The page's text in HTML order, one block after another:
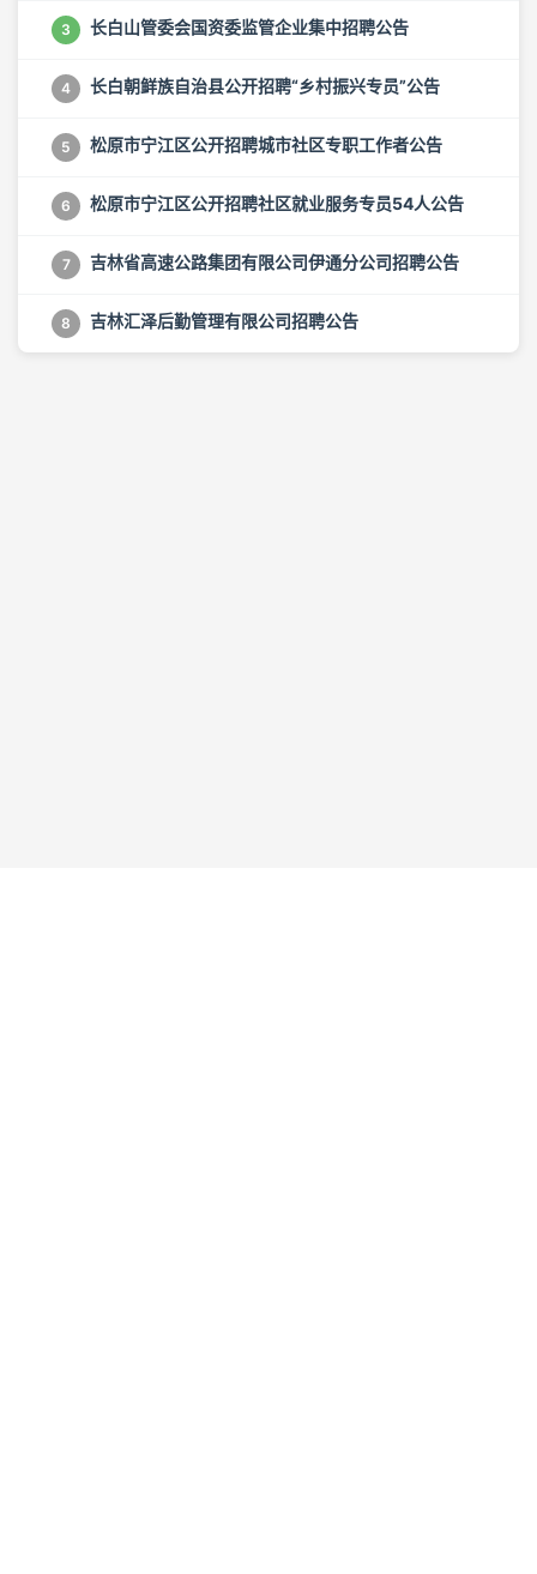
3 长白山管委会国资委监管企业集中招聘公告
4 长白朝鲜族自治县公开招聘“乡村振兴专员”公告
5 松原市宁江区公开招聘城市社区专职工作者公告
6 松原市宁江区公开招聘社区就业服务专员54人公告
7 吉林省高速公路集团有限公司伊通分公司招聘公告
8 吉林汇泽后勤管理有限公司招聘公告